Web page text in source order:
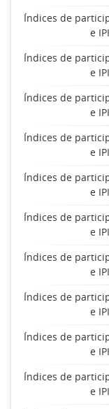
Índices de
e
Índices de
e
Índices de
e
Índices de
e
Índices de
e
Índices de
e
Índices de
e
Índices de
e
Índices de
e
Índices de
e